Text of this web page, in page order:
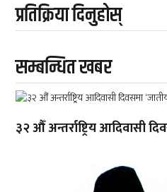
प्रतिक्रिया दिनुहोस्
सम्बन्धित खबर
३२ औँ अन्तर्राष्ट्रिय आदिवासी